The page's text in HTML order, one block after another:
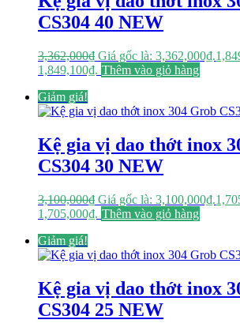
CS304 40 NEW
3,362,000₫ Giá gốc là: 3,362,000₫.
1,849,100₫. Thêm vào giỏ hàng
Giảm giá!
Kệ gia vị dao thớt inox
CS304 30 NEW
3,100,000₫ Giá gốc là: 3,100,000₫.
1,705,000₫. Thêm vào giỏ hàng
Giảm giá!
Kệ gia vị dao thớt inox
CS304 25 NEW